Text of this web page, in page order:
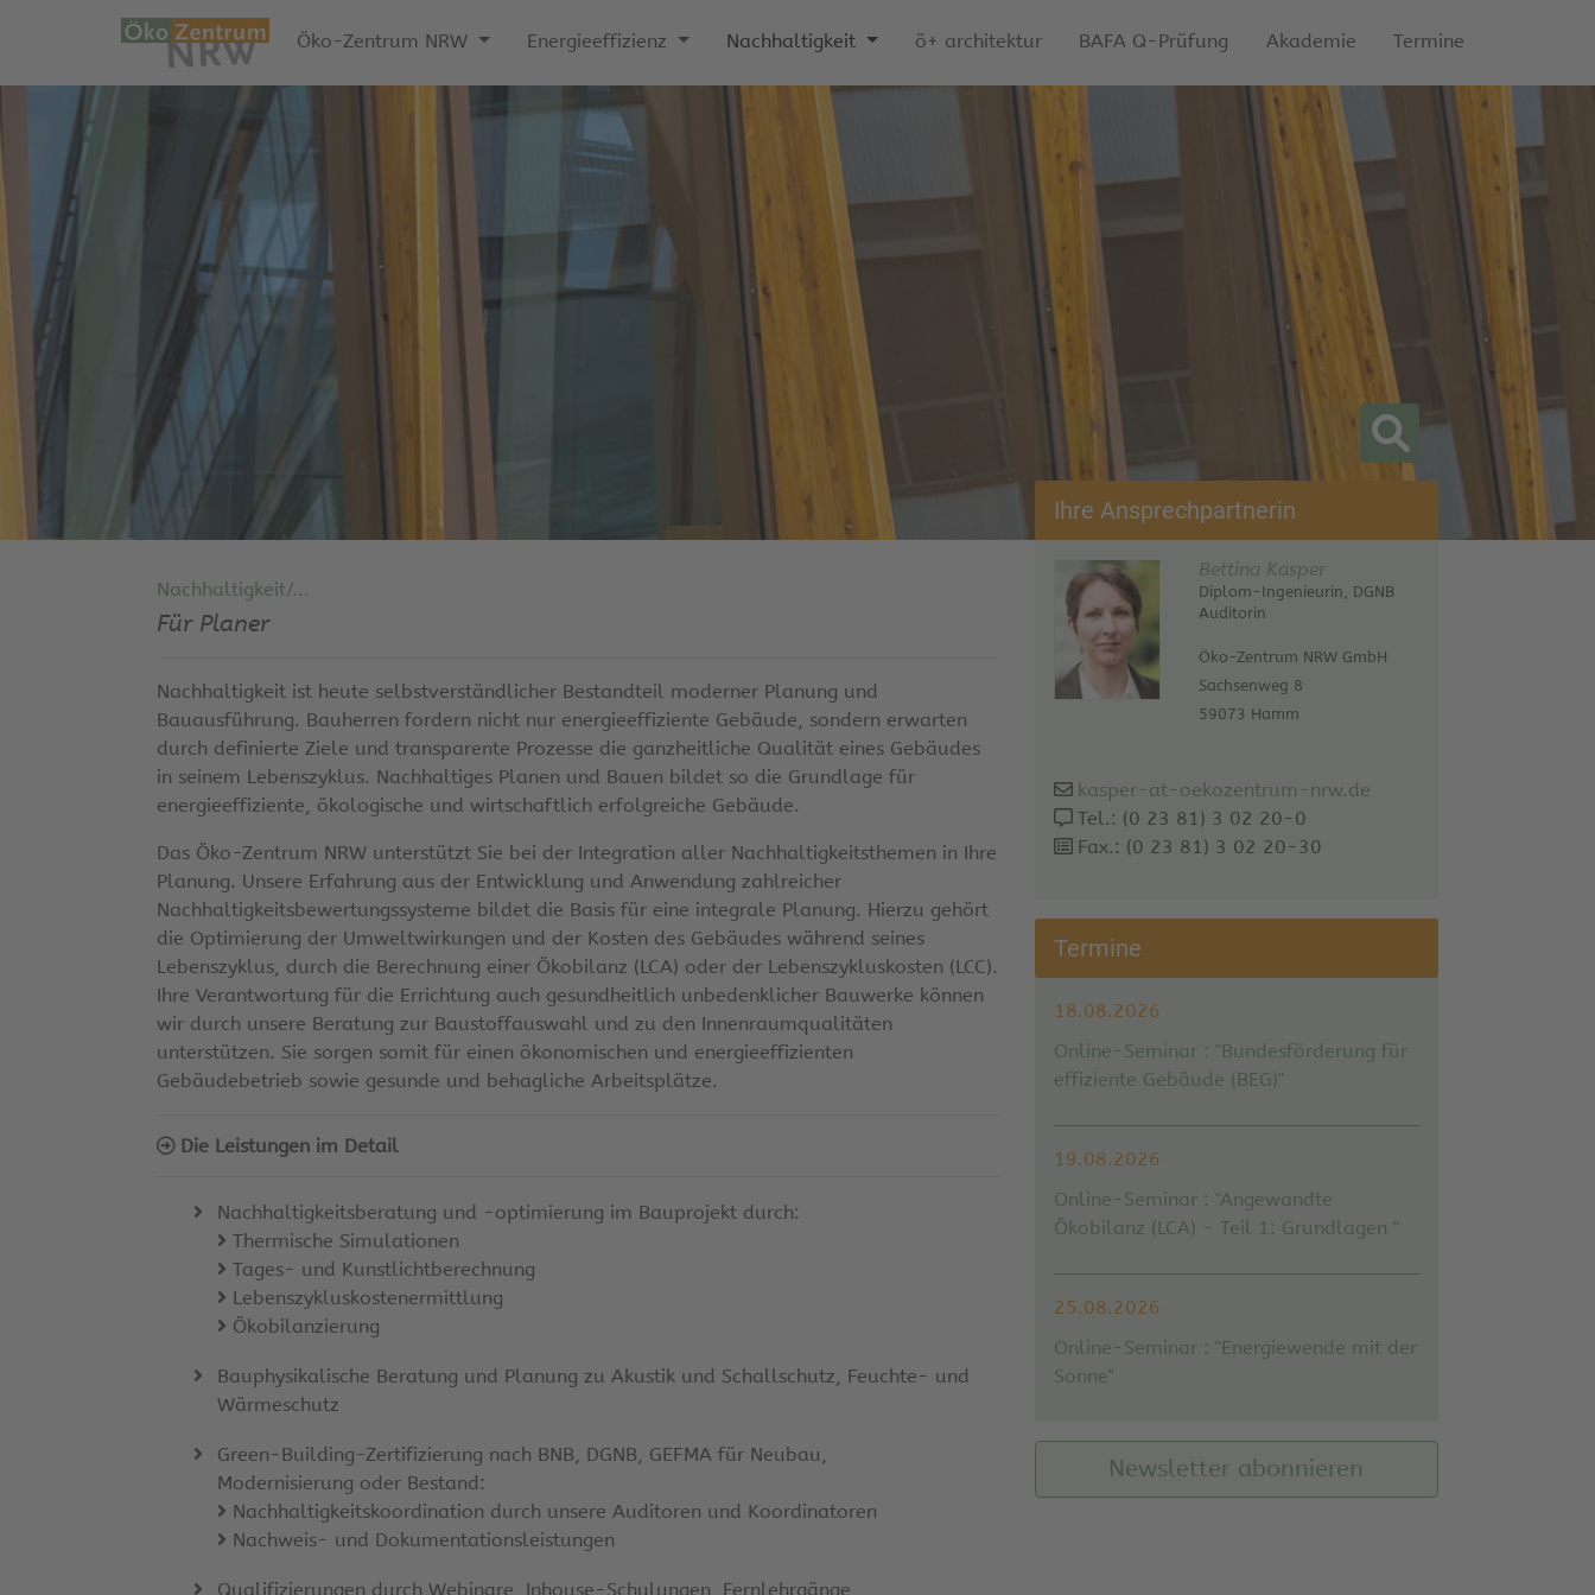
Öko-Zentrum NRW Energieeffizienz Nachhaltigkeit ö+ architektur BAFA Q-Prüfung Akademie Termine
Nachhaltigkeit/...
Für Planer
Nachhaltigkeit ist heute selbstverständlicher Bestandteil moderner Planung und
Bauausführung. Bauherren fordern nicht nur energieeffiziente Gebäude, sondern erwarten
durch definierte Ziele und transparente Prozesse die ganzheitliche Qualität eines Gebäudes
in seinem Lebenszyklus. Nachhaltiges Planen und Bauen bildet so die Grundlage für
energieeffiziente, ökologische und wirtschaftlich erfolgreiche Gebäude.
Das Öko-Zentrum NRW unterstützt Sie bei der Integration aller Nachhaltigkeitsthemen in Ihre
Planung. Unsere Erfahrung aus der Entwicklung und Anwendung zahlreicher
Nachhaltigkeitsbewertungssysteme bildet die Basis für eine integrale Planung. Hierzu gehört
die Optimierung der Umweltwirkungen und der Kosten des Gebäudes während seines
Lebenszyklus, durch die Berechnung einer Ökobilanz (LCA) oder der Lebenszykluskosten (LCC).
Ihre Verantwortung für die Errichtung auch gesundheitlich unbedenklicher Bauwerke können
wir durch unsere Beratung zur Baustoffauswahl und zu den Innenraumqualitäten
unterstützen. Sie sorgen somit für einen ökonomischen und energieeffizienten
Gebäudebetrieb sowie gesunde und behagliche Arbeitsplätze.
Die Leistungen im Detail
Nachhaltigkeitsberatung und -optimierung im Bauprojekt durch:
Thermische Simulationen
Tages- und Kunstlichtberechnung
Lebenszykluskostenermittlung
Ökobilanzierung
Bauphysikalische Beratung und Planung zu Akustik und Schallschutz, Feuchte- und
Wärmeschutz
Green-Building-Zertifizierung nach BNB, DGNB, GEFMA für Neubau,
Modernisierung oder Bestand:
Nachhaltigkeitskoordination durch unsere Auditoren und Koordinatoren
Nachweis- und Dokumentationsleistungen
Qualifizierungen durch Webinare, Inhouse-Schulungen, Fernlehrgänge
Ihre Ansprechpartnerin
Bettina Kasper
Diplom-Ingenieurin, DGNB
Auditorin
Öko-Zentrum NRW GmbH
Sachsenweg 8
59073 Hamm
kasper-at-oekozentrum-nrw.de
Tel.: (0 23 81) 3 02 20-0
Fax.: (0 23 81) 3 02 20-30
Termine
18.08.2026
Online-Seminar : "Bundesförderung für
effiziente Gebäude (BEG)"
19.08.2026
Online-Seminar : "Angewandte
Ökobilanz (LCA) - Teil 1: Grundlagen "
25.08.2026
Online-Seminar : "Energiewende mit der
Sonne"
Newsletter abonnieren